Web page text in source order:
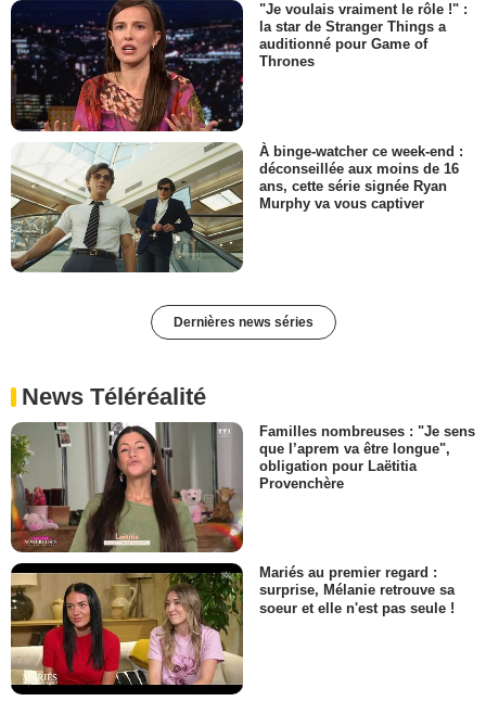
"Je voulais vraiment le rôle !" :
la star de Stranger Things a
auditionné pour Game of
Thrones
À binge-watcher ce week-end :
déconseillée aux moins de 16
ans, cette série signée Ryan
Murphy va vous captiver
Dernières news séries
News Téléréalité
Familles nombreuses : "Je sens
que l’aprem va être longue",
obligation pour Laëtitia
Provenchère
Mariés au premier regard :
surprise, Mélanie retrouve sa
soeur et elle n'est pas seule !